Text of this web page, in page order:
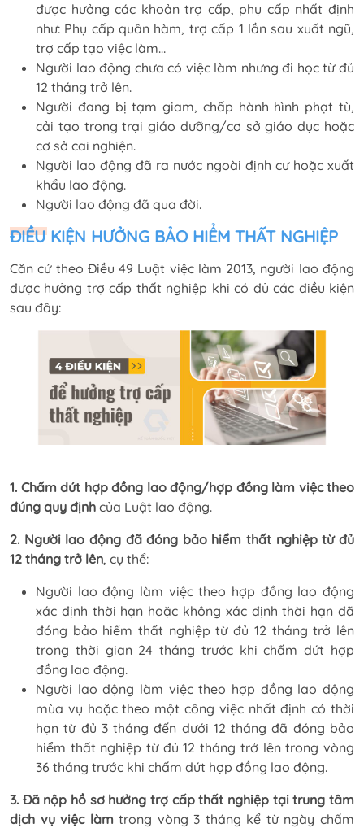
được hưởng các khoản trợ cấp, phụ cấp nhất định
như: Phụ cấp quân hàm, trợ cấp 1 lần sau xuất ngũ,
trợ cấp tạo việc làm…
Người lao động chưa có việc làm nhưng đi học từ đủ
12 tháng trở lên.
Người đang bị tạm giam, chấp hành hình phạt tù,
cải tạo trong trại giáo dưỡng/cơ sở giáo dục hoặc
cơ sở cai nghiện.
Người lao động đã ra nước ngoài định cư hoặc xuất
khẩu lao động.
Người lao động đã qua đời.
ĐIỀU KIỆN HƯỞNG BẢO HIỂM THẤT NGHIỆP
Căn cứ theo Điều 49 Luật việc làm 2013, người lao động
được hưởng trợ cấp thất nghiệp khi có đủ các điều kiện
sau đây:
1. Chấm dứt hợp đồng lao động/hợp đồng làm việc theo
đúng quy định của Luật lao động.
2. Người lao động đã đóng bảo hiểm thất nghiệp từ đủ
12 tháng trở lên, cụ thể:
Người lao động làm việc theo hợp đồng lao động
xác định thời hạn hoặc không xác định thời hạn đã
đóng bảo hiểm thất nghiệp từ đủ 12 tháng trở lên
trong thời gian 24 tháng trước khi chấm dứt hợp
đồng lao động.
Người lao động làm việc theo hợp đồng lao động
mùa vụ hoặc theo một công việc nhất định có thời
hạn từ đủ 3 tháng đến dưới 12 tháng đã đóng bảo
hiểm thất nghiệp từ đủ 12 tháng trở lên trong vòng
36 tháng trước khi chấm dứt hợp đồng lao động.
3. Đã nộp hồ sơ hưởng trợ cấp thất nghiệp tại trung tâm
dịch vụ việc làm trong vòng 3 tháng kể từ ngày chấm